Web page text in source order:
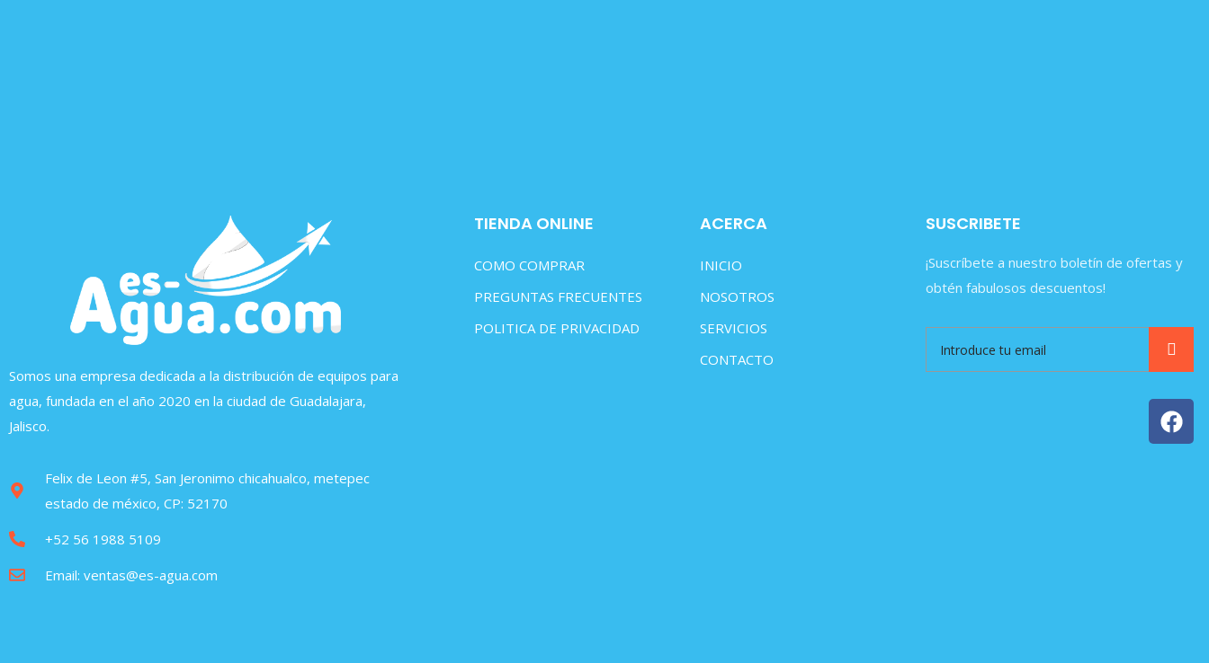
Somos una empresa dedicada a la distribución de equipos para
agua, fundada en el año 2020 en la ciudad de Guadalajara,
Jalisco.
Felix de Leon #5, San Jeronimo chicahualco, metepec
estado de méxico, CP: 52170
+52 56 1988 5109
Email: ventas@es-agua.com
TIENDA ONLINE
COMO COMPRAR
PREGUNTAS FRECUENTES
POLITICA DE PRIVACIDAD
ACERCA
INICIO
NOSOTROS
SERVICIOS
CONTACTO
SUSCRIBETE
¡Suscríbete a nuestro boletín de ofertas y
obtén fabulosos descuentos!